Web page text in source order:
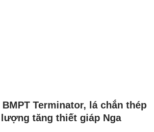
Terminator, lá chắn thép
tăng thiết giáp Nga